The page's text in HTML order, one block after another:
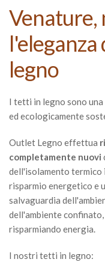
Venature,
legno
I tetti in legno sono
ed ecologicamente
Outlet Legno effettua
completamente nuovi
dell'isolamento
risparmio energetico e
salvaguardia
dell'ambiente
risparmiando energia.
I nostri tetti in legno: